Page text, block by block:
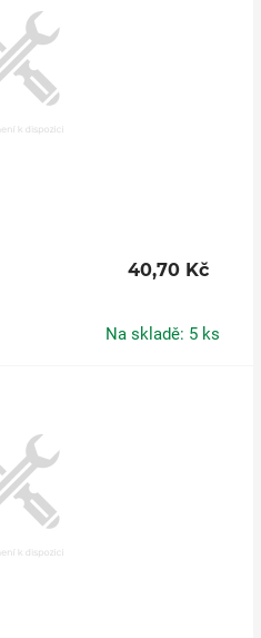
40,70 Kč
Na skladě: 5 ks